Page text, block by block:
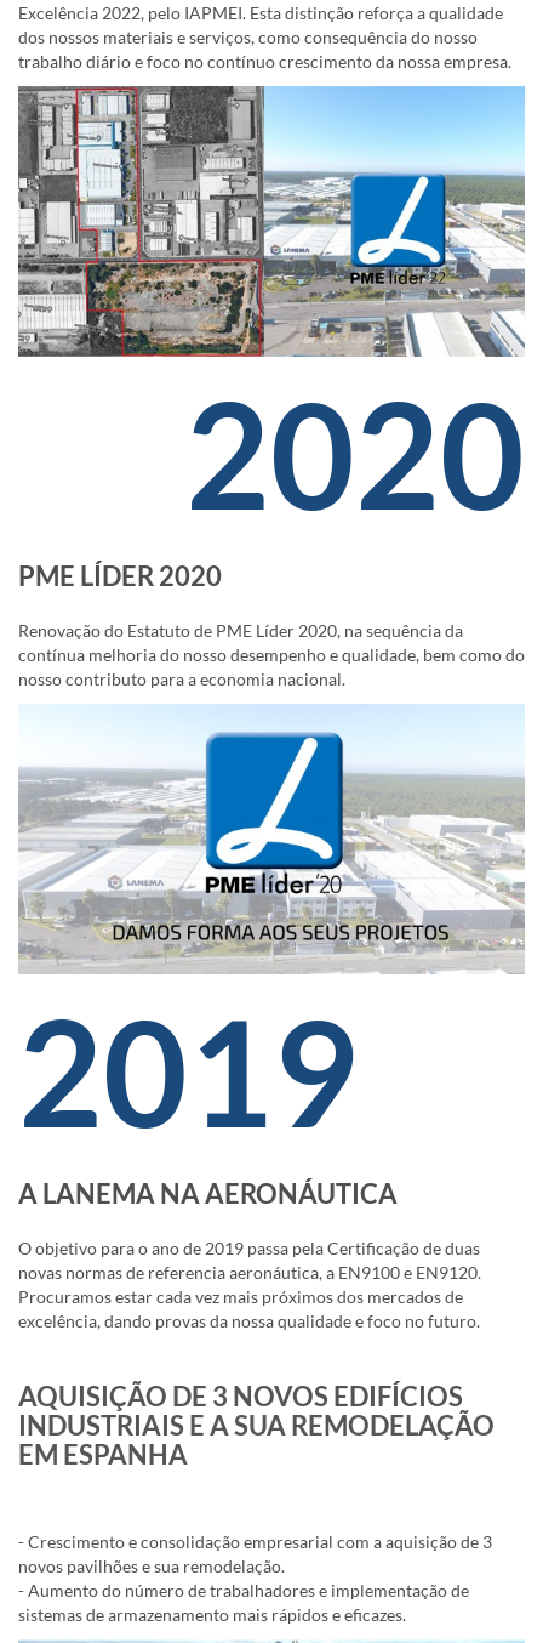
Excelência 2022, pelo IAPMEI. Esta distinção reforça a qualidade
dos nossos materiais e serviços, como consequência do nosso
trabalho diário e foco no contínuo crescimento da nossa empresa.
2020
PME LÍDER 2020
Renovação do Estatuto de PME Líder 2020, na sequência da
contínua melhoria do nosso desempenho e qualidade, bem como do
nosso contributo para a economia nacional.
2019
A LANEMA NA AERONÁUTICA
O objetivo para o ano de 2019 passa pela Certificação de duas
novas normas de referencia aeronáutica, a EN9100 e EN9120.
Procuramos estar cada vez mais próximos dos mercados de
excelência, dando provas da nossa qualidade e foco no futuro.
AQUISIÇÃO DE 3 NOVOS EDIFÍCIOS
INDUSTRIAIS E A SUA REMODELAÇÃO
EM ESPANHA
- Crescimento e consolidação empresarial com a aquisição de 3
novos pavilhões e sua remodelação.
- Aumento do número de trabalhadores e implementação de
sistemas de armazenamento mais rápidos e eficazes.